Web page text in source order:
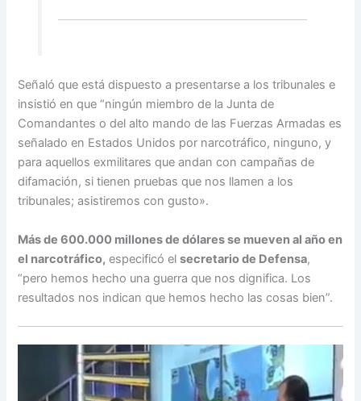
Señaló que está dispuesto a presentarse a los tribunales e
insistió en que “ningún miembro de la Junta de
Comandantes o del alto mando de las Fuerzas Armadas es
señalado en Estados Unidos por narcotráfico, ninguno, y
para aquellos exmilitares que andan con campañas de
difamación, si tienen pruebas que nos llamen a los
tribunales; asistiremos con gusto».
Más de 600.000 millones de dólares se mueven al año en
el narcotráfico, especificó elsecretario de Defensa,
“pero hemos hecho una guerra que nos dignifica. Los
resultados nos indican que hemos hecho las cosas bien”.